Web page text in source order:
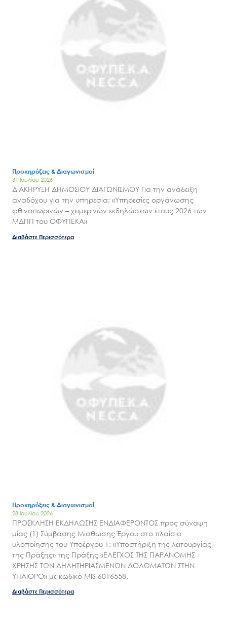
Ο.ΦΥ.ΠΕ.Κ.Α.
Άξονες δράσης
Μ.Δ.Π.Π.
Έργα
Εισιτήρια
Επικοινωνία
Προκηρύξεις & Διαγωνισμοί
31 Ιουλίου 2026
ΔΙΑΚΗΡΥΞΗ ΔΗΜΟΣΙΟΥ ΔΙΑΓΩΝΙΣΜΟΥ Για την ανάδειξη
αναδόχου για την υπηρεσία: «Υπηρεσίες οργάνωσης
φθινοπωρινών – χειμερινών εκδηλώσεων έτους 2026 των
ΜΔΠΠ του ΟΦΥΠΕΚΑ»
Διαβάστε Περισσότερα
Προκηρύξεις & Διαγωνισμοί
28 Ιουλίου 2026
ΠΡΟΣΚΛΗΣΗ ΕΚΔΗΛΩΣΗΣ ΕΝΔΙΑΦΕΡΟΝΤΟΣ προς σύναψη
μίας (1) Σύμβασης Μίσθωσης Έργου στο πλαίσιο
υλοποίησης του Υποέργου 1: «Υποστήριξη της λειτουργίας
της Πράξης» της Πράξης «ΕΛΕΓΧΟΣ ΤΗΣ ΠΑΡΑΝΟΜΗΣ
ΧΡΗΣΗΣ ΤΩΝ ΔΗΛΗΤΗΡΙΑΣΜΕΝΩΝ ΔΟΛΩΜΑΤΩΝ ΣΤΗΝ
ΥΠΑΙΘΡΟ» με κωδικό MIS 6016558.
Διαβάστε Περισσότερα